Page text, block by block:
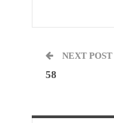
NEXT POST
58